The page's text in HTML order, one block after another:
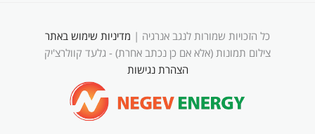
כל הזכויות שמורות לנגב אנרגיה | מדיניות שימוש באתר
צילום תמונות (אלא אם כן נכתב אחרת) - גלעד קוולרצ'יק
הצהרת נגישות